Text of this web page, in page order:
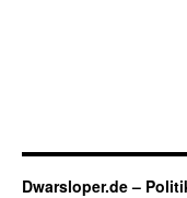
Dwarsloper.de –